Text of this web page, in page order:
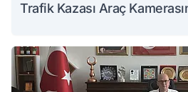
Trafik Kazası Araç